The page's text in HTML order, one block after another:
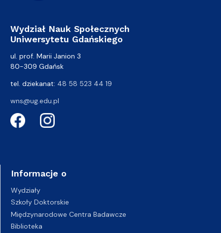
Wydział Nauk Społecznych
Uniwersytetu Gdańskiego
ul. prof. Marii Janion 3
80-309 Gdańsk
tel. dziekanat: 48 58 523 44 19
wns@ug.edu.pl
Informacje o
Wydziały
Szkoły Doktorskie
Międzynarodowe Centra Badawcze
Biblioteka